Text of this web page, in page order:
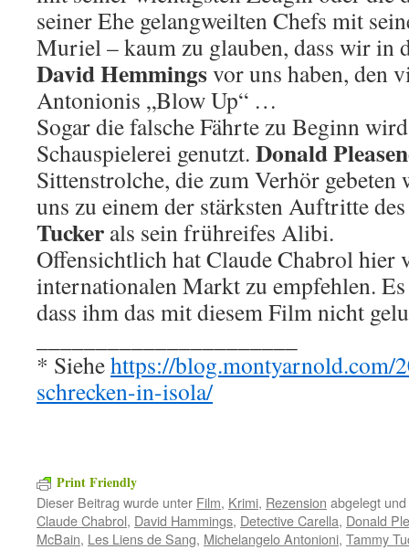
seiner Ehe gelangweilten Chefs mit
Muriel – kaum zu glauben, dass wir in
David Hemmingsvor uns haben, den
Antonionis „Blow Up“ …
Sogar die falsche Fährte zu Beginn
Schauspielerei genutzt. Donald
Sittenstrolche, die zum Verhör gebeten
uns zu einem der stärksten Auftritte
Tucker als sein frühreifes Alibi.
Offensichtlich hat Claude Chabrol hier
internationalen Markt zu empfehlen.
dass ihm das mit diesem Film nicht
* Siehehttps://blog.montyarnold.com/
schrecken-in-isola/
Print Friendly
Dieser Beitrag wurde unter Film, Krimi, Rezension abgelegt
Claude Chabrol, David Hammings, Detective Carella, Donald
McBain, Les Liens de Sang, Michelangelo Antonioni, Tammy